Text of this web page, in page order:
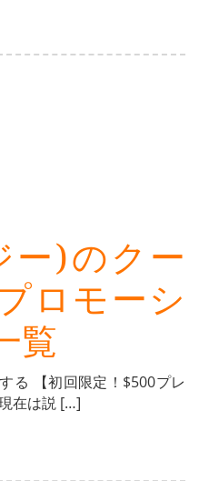
ー)のクー
ロモーシ
覧
る 【初回限定！$500プレ
在は説 […]